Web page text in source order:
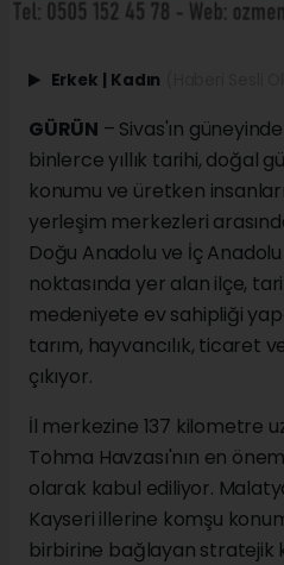
Erkek | Kadın
GÜRÜN – Sivas'ın
binlerce yıllık tarihi, doğal
konumu ve üretken
yerleşim merkezleri
Doğu Anadolu ve İç
noktasında yer alan ilçe,
medeniyete ev sahipliği
tarım, hayvancılık, ticaret
çıkıyor.
İl merkezine 137 kilometre
Tohma Havzası'nın en
olarak kabul ediliyor.
Kayseri illerine komşu
birbirine bağlayan stratejik